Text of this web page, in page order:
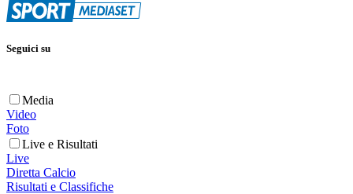
Seguici su
Media
Video
Foto
Live e Risultati
Live
Diretta Calcio
Risultati e Classifiche